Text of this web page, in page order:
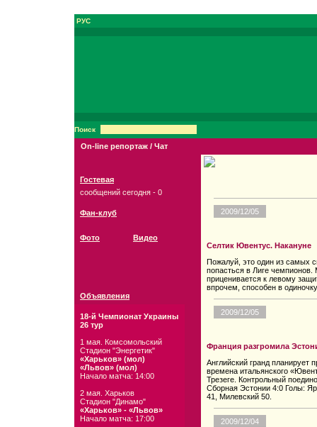
РУС
Поиск
On-line репортаж / Чат
Гостевая
сообщений сегодня - 0
Фан-клуб
Фото Видео
Объявления
18-й Чемпионат Украины
26 тур
1 мая. Комсомольский
Стадион "Энергетик"
«Харьков» (мол)
«Львов» (мол)
Начало матча: 14:00
2 мая. Харьков
Стадион "Динамо"
«Харьков» - «Львов»
Начало матча: 17:00
2009/12/05
Селтик Ювентус. Накануне
Пожалуй, это один из самых
попасться в Лиге
приценивается к левому
впрочем, способен в
2009/12/05
Франция разгромила
Английский гранд планирует
времена итальянского
Трезеге. Контрольный
Сборная Эстонии 4:0 Голы:
41, Милевский 50.
2009/12/04